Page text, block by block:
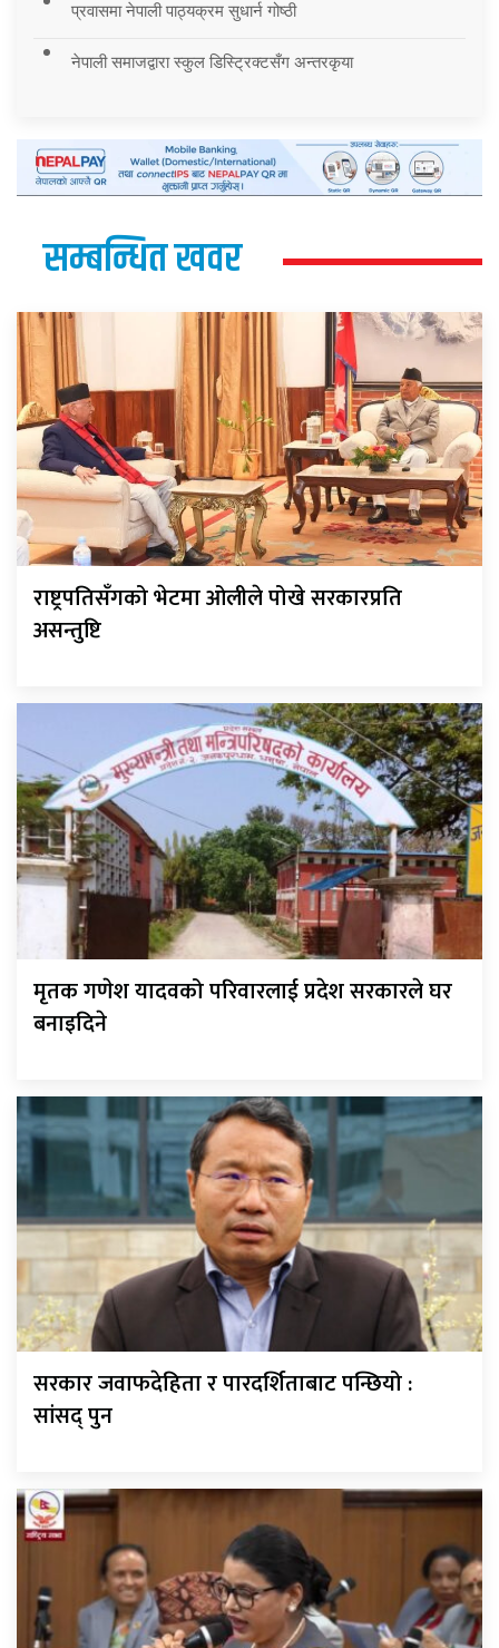
प्रवासमा नेपाली पाठ्यक्रम सुधार्न गोष्ठी
नेपाली समाजद्वारा स्कुल डिस्ट्रिक्टसँग अन्तरकृया
सम्बन्धित खवर
राष्ट्रपतिसँगको भेटमा ओलीले पोखे सरकारप्रति
असन्तुष्टि
मृतक गणेश यादवको परिवारलाई प्रदेश सरकारले घर
बनाइदिने
सरकार जवाफदेहिता र पारदर्शिताबाट पन्छियो :
सांसद् पुन